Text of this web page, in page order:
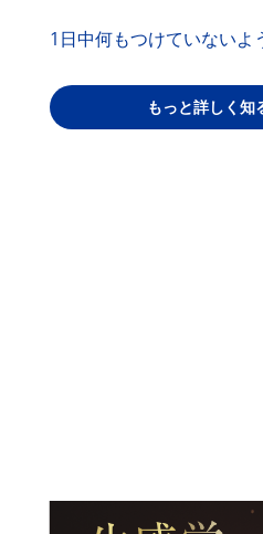
1日中何もつけていないよ
もっと詳しく知